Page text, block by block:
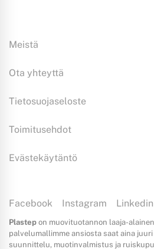
Meistä
Ota yhteyttä
Tietosuojaseloste
Toimitusehdot
Evästekäytäntö
Facebook Instagram Linkedin
Plastep on muovituotannon laaja-
palvelumallimme ansiosta saat aina
suunnittelu, muotinvalmistus ja